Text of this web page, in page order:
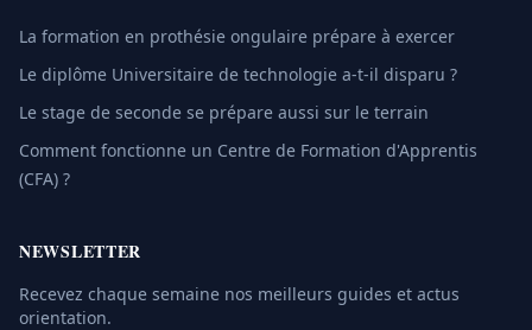
La formation en prothésie ongulaire prépare à exercer
Le diplôme Universitaire de technologie a-t-il disparu ?
Le stage de seconde se prépare aussi sur le terrain
Comment fonctionne un Centre de Formation d'Apprentis
(CFA) ?
NEWSLETTER
Recevez chaque semaine nos meilleurs guides et actus
orientation.